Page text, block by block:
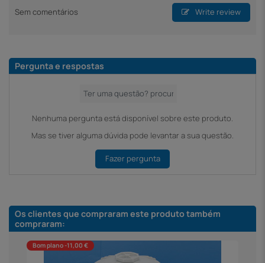
Sem comentários Write review
Pergunta e respostas
Nenhuma pergunta está disponível sobre este produto.
Mas se tiver alguma dúvida pode levantar a sua questão.
Fazer pergunta
Os clientes que compraram este produto também
compraram:
Bom plano -11,00 €